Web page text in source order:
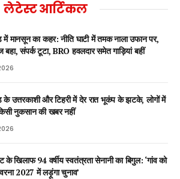
लेटेस्ट आर्टिकल
में मानसून का कहर: नीति घाटी में तमक नाला उफान पर,
बहा, संपर्क टूटा, BRO हवलदार समेत गाड़ियां बहीं
के उत्तरकाशी और टिहरी में देर रात भूकंप के झटके, लोगों में
नुकसान की खबर नहीं
खिलाफ 94 वर्षीय स्वतंत्रता सेनानी का बिगुल: ‘गांव को
वरना 2027 में लड़ूंगा चुनाव’